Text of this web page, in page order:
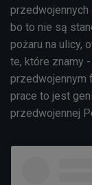
przedwojennych
bo to nie są
pożaru na ulicy,
te, które znamy
przedwojennym
prace to jest
przedwojennej